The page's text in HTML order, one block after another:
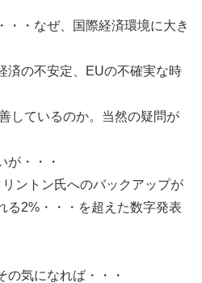
・・なぜ、国際経済環境に大き
済の不安定、EUの不確実な時
しているのか。当然の疑問が
が・・・
ントン氏へのバックアップが
る2%・・・を超えた数字発表
の気になれば・・・